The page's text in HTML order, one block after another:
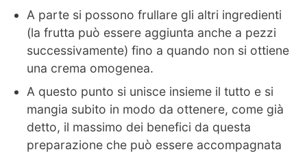
A parte si possono frullare gli altri ingredienti
(la frutta può essere aggiunta anche a pezzi
successivamente) fino a quando non si ottiene
una crema omogenea.
A questo punto si unisce insieme il tutto e si
mangia subito in modo da ottenere, come già
detto, il massimo dei benefici da questa
preparazione che può essere accompagnata